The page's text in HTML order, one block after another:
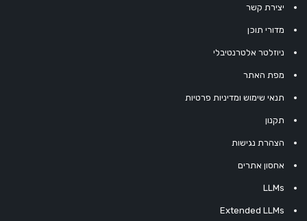
יצירת קשר
מדורי תוכן
ניוזלטר אלטרנטיבלי
מפת האתר
תנאי שימוש ומדיניות פרטיות
תקנון
הצהרת נגישות
אחסון אתרים
LLMs
Extended LLMs